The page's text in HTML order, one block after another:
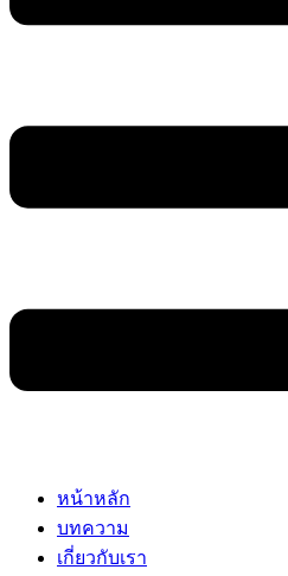
หน้าหลัก
บทความ
เกี่ยวกับเรา